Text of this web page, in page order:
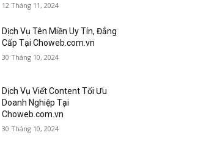
12 Tháng 11, 2024
Dịch Vụ Tên Miền Uy Tín, Đẳng
Cấp Tại Choweb.com.vn
30 Tháng 10, 2024
Dịch Vụ Viết Content Tối Ưu
Doanh Nghiệp Tại
Choweb.com.vn
30 Tháng 10, 2024